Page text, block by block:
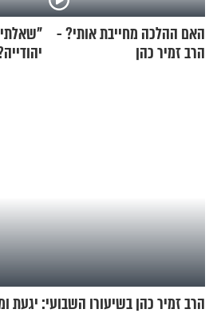
האם ההלכה מחייבת אותי? -
הרב זמיר כהן
הרב זמיר כהן בשיעורו השבועי: יגעת